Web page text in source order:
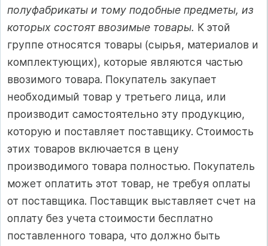
полуфабрикаты и тому подобные предметы, из
которых состоят ввозимые товары. К этой
группе относятся товары (сырья, материалов и
комплектующих), которые являются частью
ввозимого товара. Покупатель закупает
необходимый товар у третьего лица, или
производит самостоятельно эту продукцию,
которую и поставляет поставщику. Стоимость
этих товаров включается в цену
производимого товара полностью. Покупатель
может оплатить этот товар, не требуя оплаты
от поставщика. Поставщик выставляет счет на
оплату без учета стоимости бесплатно
поставленного товара, что должно быть